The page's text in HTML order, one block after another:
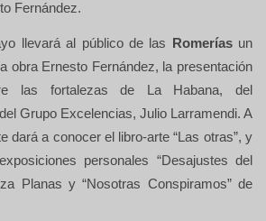
Fernández.
llevará al público de las Romerías un
obra Ernesto Fernández, la presentación
las fortalezas de La Habana, del
Grupo Excelencias, Julio Larramendi. A
dará a conocer el libro-arte “Las otras”, y
personales “Desajustes del
Planas y “Nosotras Conspiramos” de